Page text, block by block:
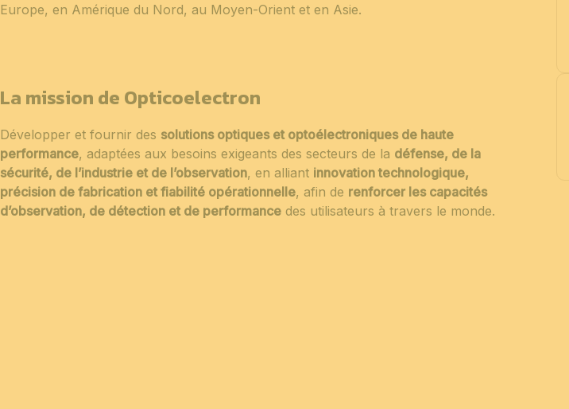
Europe, en Amérique du Nord, au Moyen-Orient et en Asie.
La mission de Opticoelectron
Développer et fournir des solutions optiques et optoélectroniques de haute
performance, adaptées aux besoins exigeants des secteurs de la défense, de la
sécurité, de l’industrie et de l’observation, en alliant innovation technologique,
précision de fabrication et fiabilité opérationnelle, afin de renforcer les capacités
d’observation, de détection et de performance des utilisateurs à travers le monde.